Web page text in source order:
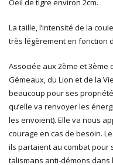
Oeil de tigre environ 2cm.
La taille, l’intensité de la
très légèrement en fonction
Associée aux 2ème et 3ème
Gémeaux, du Lion et de la
beaucoup pour ses
qu’elle va renvoyer les
les envoient). Elle va nous
courage en cas de besoin.
ils partaient au combat pour
talismans anti-démons dans